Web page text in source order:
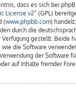
dass es sich bei
License v2“ (GPL)
(www.phpbb.com)
durch die
Verfügung gestellt. Beide
die Software
der Software
auf Inhalte fremder